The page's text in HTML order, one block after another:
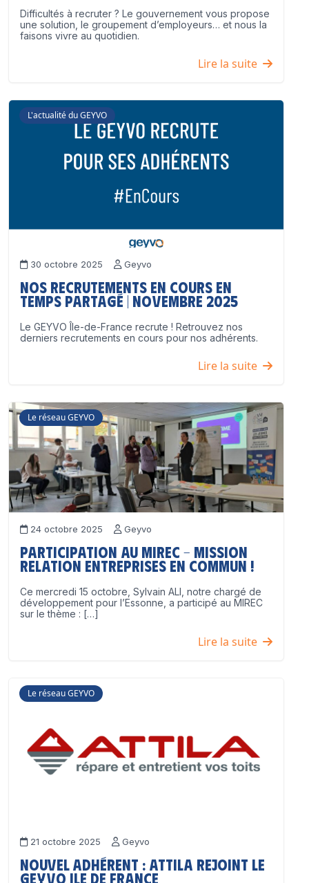
Difficultés à recruter ? Le gouvernement vous propose
une solution, le groupement d’employeurs… et nous la
faisons vivre au quotidien.
Lire la suite
L'actualité du GEYVO
30 octobre 2025 Geyvo
Nos recrutements en cours en
temps partagé | Novembre 2025
Le GEYVO Île-de-France recrute ! Retrouvez nos
derniers recrutements en cours pour nos adhérents.
Lire la suite
Le réseau GEYVO
24 octobre 2025 Geyvo
Participation au MIREC – Mission
Relation Entreprises en Commun !
Ce mercredi 15 octobre, Sylvain ALI, notre chargé de
développement pour l’Essonne, a participé au MIREC
sur le thème : […]
Lire la suite
Le réseau GEYVO
21 octobre 2025 Geyvo
Nouvel adhérent : ATTILA rejoint le
GEYVO Ile de France